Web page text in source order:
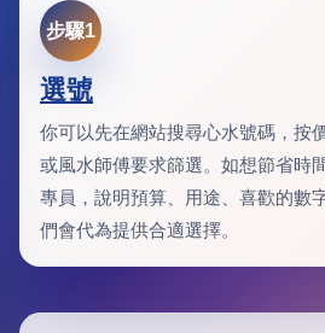
步驟1
選號
你可以先在網站搜尋心水號碼，按
或風水師傅要求篩選。如想節省時
專員，說明預算、用途、喜歡的數
們會代為提供合適選擇。